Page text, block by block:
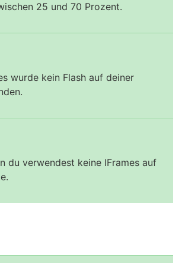
25 und 70 Prozent.
wurde kein Flash auf deiner
du verwendest keine IFrames auf